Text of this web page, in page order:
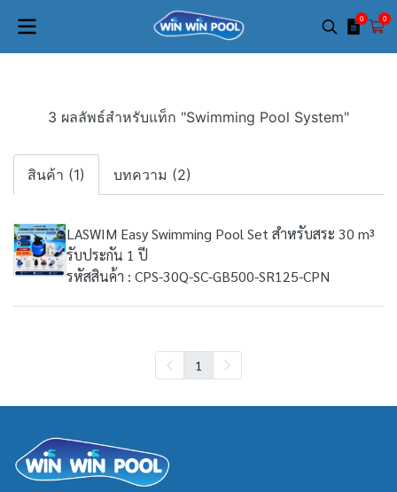
0 0
3 ผลลัพธ์สำหรับแท็ก "Swimming Pool System"
สินค้า (1) บทความ (2)
LASWIM Easy Swimming Pool Set สำหรับสระ 30 m³
รับประกัน 1 ปี
รหัสสินค้า : CPS-30Q-SC-GB500-SR125-CPN
1